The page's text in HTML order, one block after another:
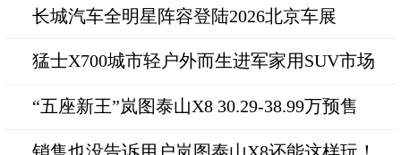
长城汽车全明星阵容登陆2026北京车展
猛士X700城市轻户外而生进军家用SUV市场
“五座新王”岚图泰山X8 30.29-38.99万预售